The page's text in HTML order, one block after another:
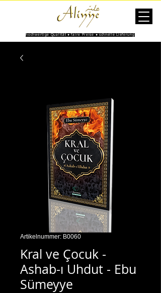
hochwertige Qualität ● faire Preise ● schnelle Lieferung
Artikelnummer: B0060
Kral ve Çocuk -
Ashab-ı Uhdut - Ebu
Sümeyye